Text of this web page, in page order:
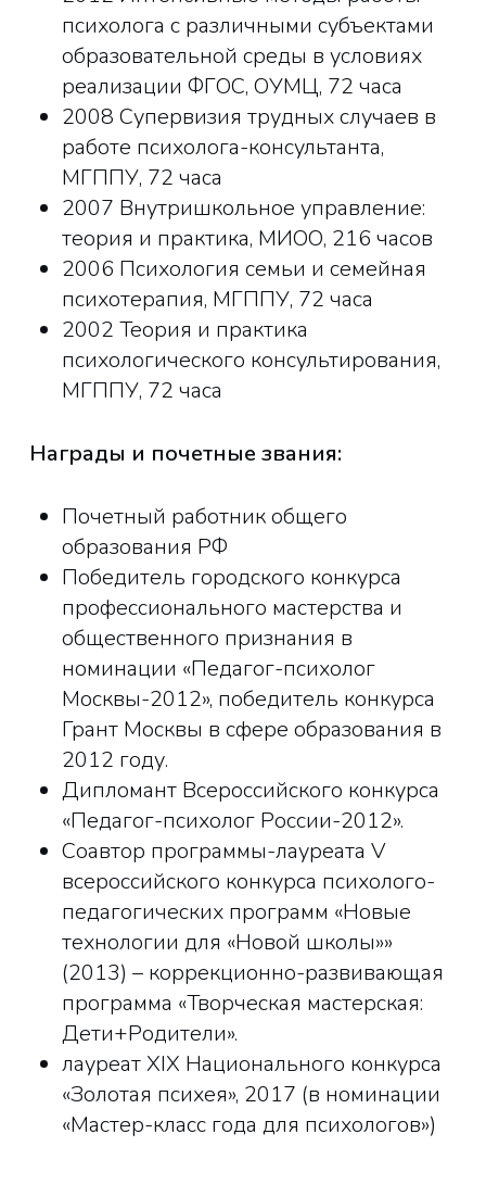
психолога с различными субъектами
образовательной среды в условиях
реализации ФГОС, ОУМЦ, 72 часа
2008 Супервизия трудных случаев в
работе психолога-консультанта,
МГППУ, 72 часа
2007 Внутришкольное управление:
теория и практика, МИОО, 216 часов
2006 Психология семьи и семейная
психотерапия, МГППУ, 72 часа
2002 Теория и практика
психологического консультирования,
МГППУ, 72 часа
Награды и почетные звания:
Почетный работник общего
образования РФ
Победитель городского конкурса
профессионального мастерства и
общественного признания в
номинации «Педагог-психолог
Москвы-2012», победитель конкурса
Грант Москвы в сфере образования в
2012 году.
Дипломант Всероссийского конкурса
«Педагог-психолог России-2012».
Соавтор программы-лауреата V
всероссийского конкурса психолого-
педагогических программ «Новые
технологии для «Новой школы»»
(2013) – коррекционно-развивающая
программа «Творческая мастерская:
Дети+Родители».
лауреат XIX Национального конкурса
«Золотая психея», 2017 (в номинации
«Мастер-класс года для психологов»)